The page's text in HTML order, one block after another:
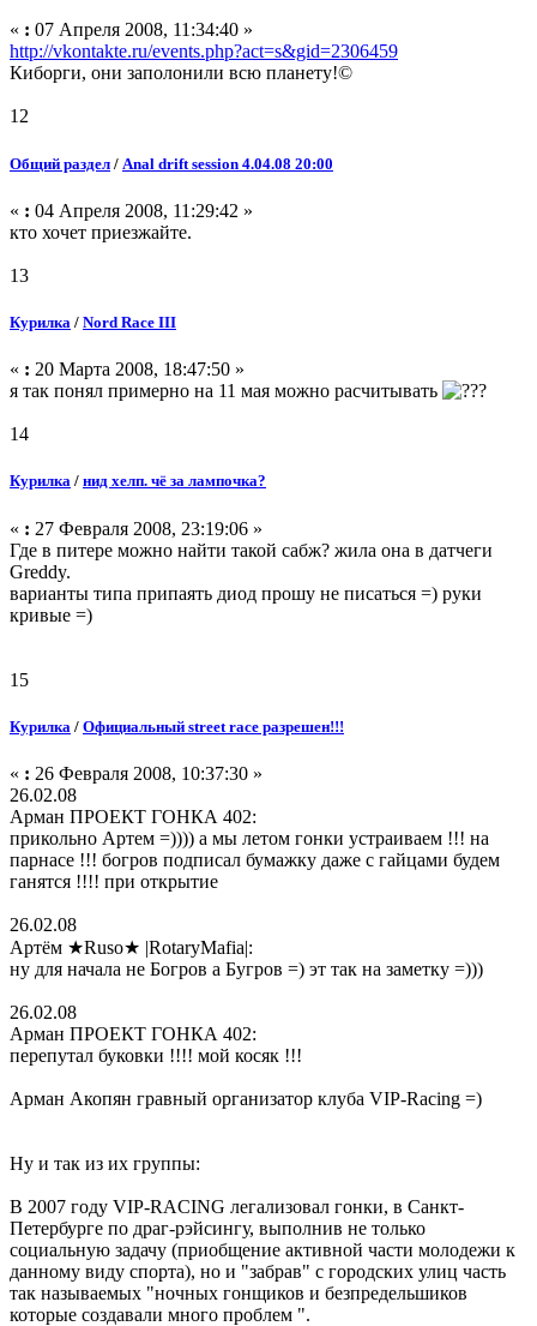
« : 07 Апреля 2008, 11:34:40 »
http://vkontakte.ru/events.php?act=s&gid=2306459
Киборги, они заполонили всю планету!©
12
Общий раздел / Anal drift session 4.04.08 20:00
« : 04 Апреля 2008, 11:29:42 »
кто хочет приезжайте.
13
Курилка / Nord Race III
« : 20 Марта 2008, 18:47:50 »
я так понял примерно на 11 мая можно расчитывать
14
Курилка / нид хелп. чё за лампочка?
« : 27 Февраля 2008, 23:19:06 »
Где в питере можно найти такой сабж? жила она в датчеги
Greddy.
варианты типа припаять диод прошу не писаться =) руки
кривые =)
15
Курилка / Официальный street race разрешен!!!
« : 26 Февраля 2008, 10:37:30 »
26.02.08
Арман ПРОЕКТ ГОНКА 402:
прикольно Артем =)))) а мы летом гонки устраиваем !!! на
парнасе !!! богров подписал бумажку даже с гайцами будем
ганятся !!!! при открытие
26.02.08
Артём ★Ruso★ |RotaryMafia|:
ну для начала не Богров а Бугров =) эт так на заметку =)))
26.02.08
Арман ПРОЕКТ ГОНКА 402:
перепутал буковки !!!! мой косяк !!!
Арман Акопян гравный организатор клуба VIP-Racing =)
Ну и так из их группы:
В 2007 году VIP-RACING легализовал гонки, в Санкт-
Петербурге по драг-рэйсингу, выполнив не только
социальную задачу (приобщение активной части молодежи к
данному виду спорта), но и "забрав" с городских улиц часть
так называемых "ночных гонщиков и безпредельшиков
которые создавали много проблем ".